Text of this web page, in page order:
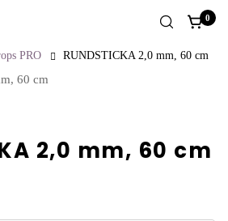
0
PRO RUNDSTICKA 2,0 mm, 60 cm
2,0 mm, 60 cm